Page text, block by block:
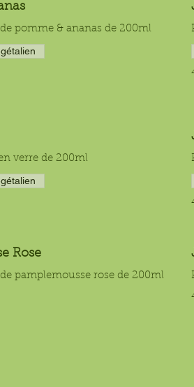
pomme & ananas de 200ml
verre de 200ml
Rose
pamplemousse rose de 200ml